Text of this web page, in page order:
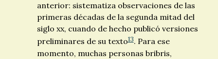
anterior: sistematiza observaciones de las
primeras décadas de la segunda mitad del
siglo xx, cuando de hecho publicó versiones
preliminares de su texto13. Para ese
momento, muchas personas bribris,